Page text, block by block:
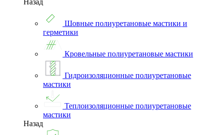
Назад
Шовные полиуретановые мастики и
герметики
Кровельные полиуретановые мастики
Гидроизоляционные полиуретановые
мастики
Теплоизоляционные полиуретановые
мастики
Назад